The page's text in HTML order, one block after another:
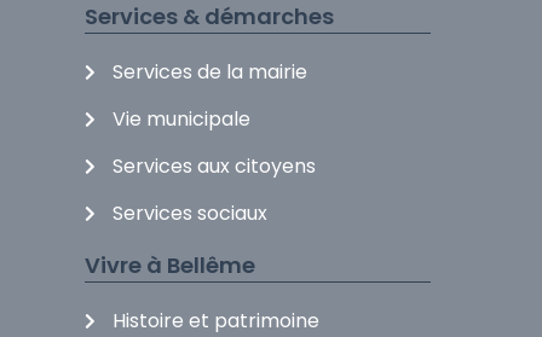
Services & démarches
Services de la mairie
Vie municipale
Services aux citoyens
Services sociaux
Vivre à Bellême
Histoire et patrimoine